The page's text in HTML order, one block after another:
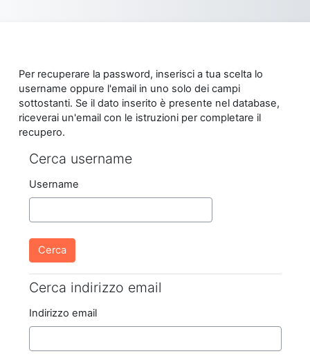
Per recuperare la password, inserisci a tua scelta lo
username oppure l'email in uno solo dei campi
sottostanti. Se il dato inserito è presente nel database,
riceverai un'email con le istruzioni per completare il
recupero.
Cerca username
Cerca username
Username
Cerca indirizzo email
Cerca indirizzo email
Indirizzo email